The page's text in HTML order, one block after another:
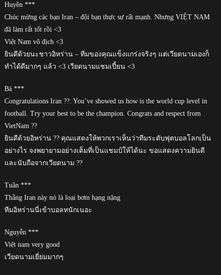
Huyền ***
Chúc mừng các bạn Iran – đội bạn thực sự rất mạnh. Nhưng VIỆT NAM
đã làm rất tốt rồi <3
Việt Nam vô địch <3
ยินดีด้วยนะชาวอิหร่าน – ทีมของคุณแข็งแกร่งจริงๆ แต่เวียดนามเองก็
ทำได้ดีมากๆ แล้ว <3 เวียดนามแชมเปี้ยน <3
Bá ***
Congratulations Iran ??. You’ve showed us how is the world cup level in
football. Try your best to be the champion. Congrats and respect from
VietNam ??
ยินดีด้วยอิหร่าน ?? คุณแสดงให้พวกเราเห็นว่าทีมระดับฟุตบอลโลกเป็น
อย่างไร จงพยายามอย่างเต็มที่เป็นแชมป์ให้ได้นะ ขอแสดงความยินดี
และนับถือจากเวียดนาม ??
Tuân ***
Thằng Iran này nó là loại bơm hạng nặng
ทีมอิหร่านนี่เข้าบอลหนักเนอะ
Nguyễn ***
Việt nam very good
เวียดนามเยี่ยมมากๆ